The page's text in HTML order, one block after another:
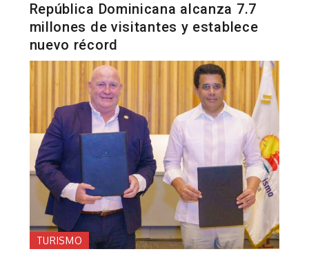
República Dominicana alcanza 7.7
millones de visitantes y establece
nuevo récord
TURISMO